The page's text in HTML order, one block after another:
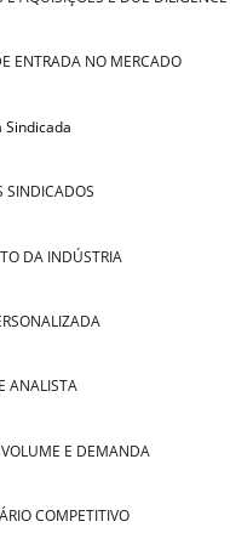
ENTRADA NO MERCADO
Sindicada
SINDICADOS
DA INDÚSTRIA
ANALISTA
E DEMANDA
COMPETITIVO